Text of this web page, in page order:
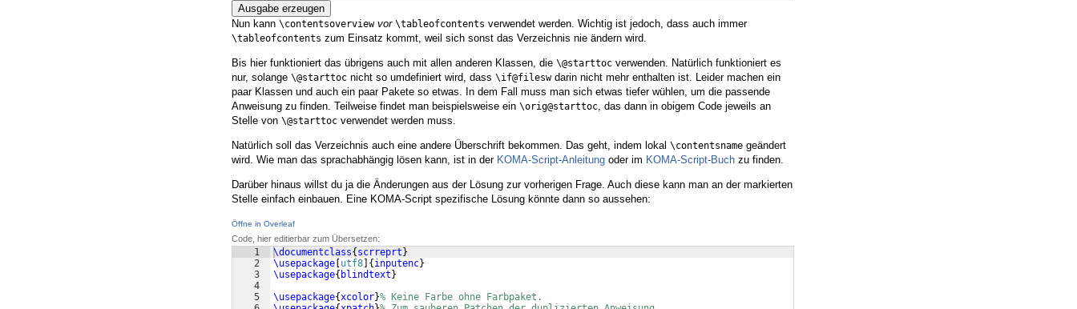
Ausgabe erzeugen
Nun kann \contentsoverview vor \tableofcontents verwendet werden. Wichtig ist jedoch, dass auch immer
\tableofcontents zum Einsatz kommt, weil sich sonst das Verzeichnis nie ändern wird.
Bis hier funktioniert das übrigens auch mit allen anderen Klassen, die \@starttoc verwenden. Natürlich funktioniert es
nur, solange \@starttoc nicht so umdefiniert wird, dass \if@fileswdarin nicht mehr enthalten ist. Leider machen ein
paar Klassen und auch ein paar Pakete so etwas. In dem Fall muss man sich etwas tiefer wühlen, um die passende
Anweisung zu finden. Teilweise findet man beispielsweise ein \orig@starttoc, das dann in obigem Code jeweils an
Stelle von \@starttoc verwendet werden muss.
Natürlich soll das Verzeichnis auch eine andere Überschrift bekommen. Das geht, indem lokal \contentsname geändert
wird. Wie man das sprachabhängig lösen kann, ist in der KOMA-Script-Anleitung oder im KOMA-Script-Buch zu finden.
Darüber hinaus willst du ja die Änderungen aus der Lösung zur vorherigen Frage. Auch diese kann man an der markierten
Stelle einfach einbauen. Eine KOMA-Script spezifische Lösung könnte dann so aussehen:
Öffne in Overleaf
Code, hier editierbar zum Übersetzen:
1
2
3
4
5
\documentclass{ scrreprt }
\usepackage utf8 { inputenc}
\usepackage{ blindtext }
\usepackage{xcolor}% Keine Farbe ohne Farbpaket.